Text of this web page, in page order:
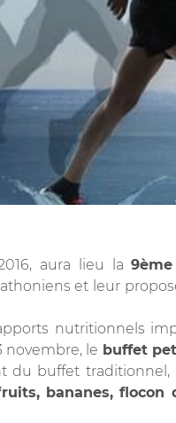
aura lieu la
et leur
nutritionnels
novembre, le buffet
du buffet
bananes,